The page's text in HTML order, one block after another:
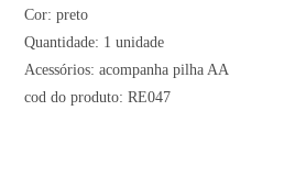
Cor: preto
Quantidade: 1 unidade
Acessórios: acompanha pilha AA
cod do produto: RE047